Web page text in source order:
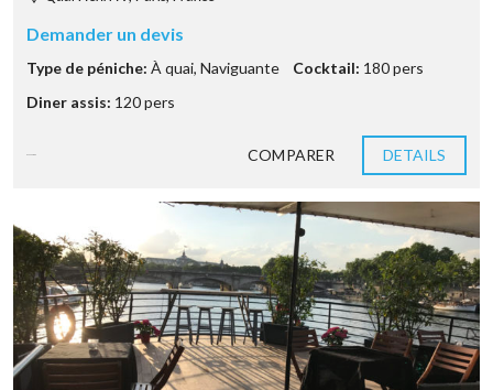
Demander un devis
Type de péniche: À quai, Naviguante Cocktail: 180 pers
Diner assis: 120 pers
COMPARER DETAILS